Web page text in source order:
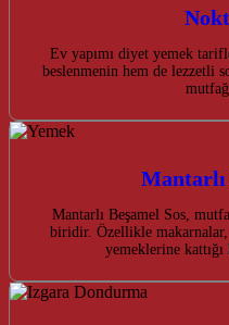
Ev yapımı diyet yemek
beslenmenin hem de lezzetli
Mantarlı
Mantarlı Beşamel Sos,
biridir. Özellikle makarnalar,
yemeklerine